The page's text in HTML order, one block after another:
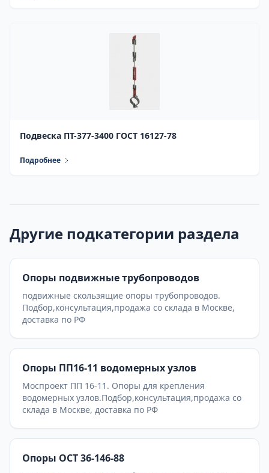
Подвеска ПТ-377-3400 ГОСТ 16127-78
Подробнее
Другие подкатегории раздела
Опоры подвижные трубопроводов
подвижные скользящие опоры трубопроводов.
Подбор,консультация,продажа со склада в Москве,
доставка по РФ
Опоры ПП16-11 водомерных узлов
Моспроект ПП 16-11. Опоры для крепления
водомерных узлов.Подбор,консультация,продажа со
склада в Москве, доставка по РФ
Опоры ОСТ 36-146-88